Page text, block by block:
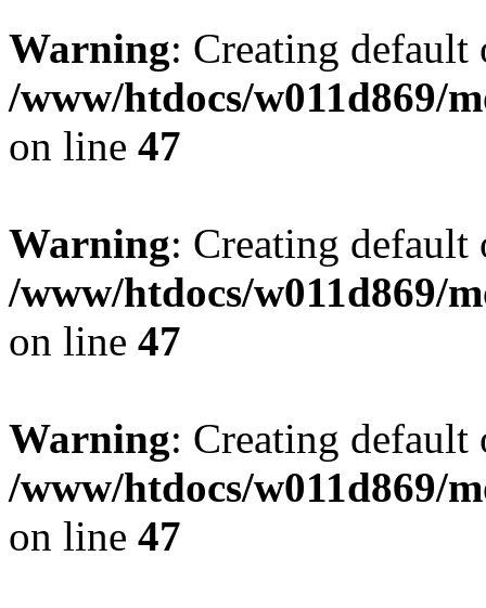
Warning: Creating
/www/htdocs/w011d869/
on line 47
Warning: Creating
/www/htdocs/w011d869/
on line 47
Warning: Creating
/www/htdocs/w011d869/
on line 47